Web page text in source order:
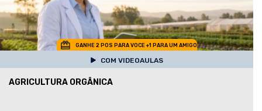
GANHE 2 POS PARA VOCE +1 PARA UM AMIGO
COM VIDEOAULAS
AGRICULTURA ORGÂNICA